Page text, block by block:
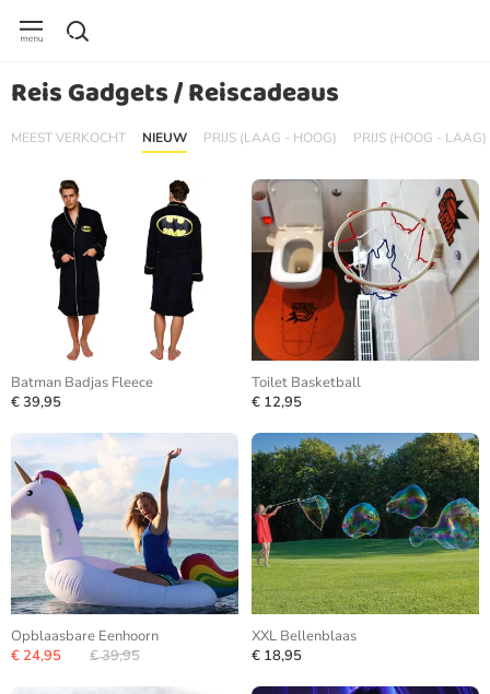
Reis Gadgets / Reiscadeaus
MEEST VERKOCHT NIEUW PRIJS (LAAG - HOOG) PRIJS (HOOG - LAAG)
Batman Badjas Fleece
€ 39,95
Toilet Basketball
€ 12,95
Opblaasbare Eenhoorn
€ 24,95
€ 39,95
XXL Bellenblaas
€ 18,95